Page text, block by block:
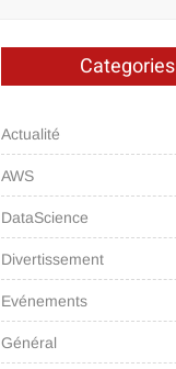
Categories
Actualité
AWS
DataScience
Divertissement
Evénements
Général